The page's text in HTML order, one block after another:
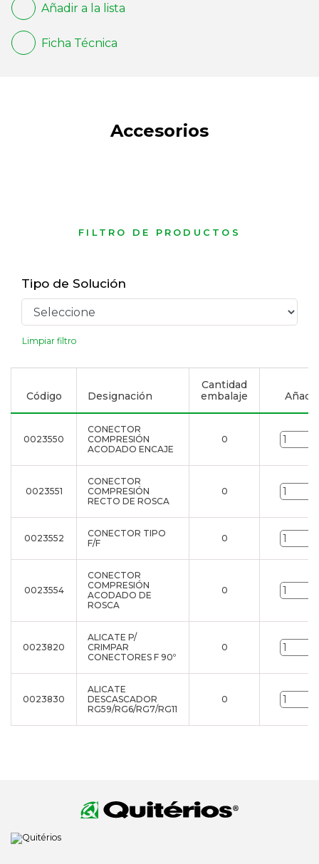
Añadir a la lista
Ficha Técnica
Accesorios
FILTRO DE PRODUCTOS
Tipo de Solución
Limpiar filtro
Código Designación
Cantidad
embalaje
0023550
CONECTOR
COMPRESIÓN
ACODADO ENCAJE
0
0023551
CONECTOR
COMPRESIÓN
RECTO DE ROSCA
0
0023552
CONECTOR TIPO
F/F
0
0023554
CONECTOR
COMPRESIÓN
ACODADO DE
ROSCA
0
0023820
ALICATE P/
CRIMPAR
CONECTORES F 90º
0
0023830
ALICATE
DESCASCADOR
RG59/RG6/RG7/RG11
0